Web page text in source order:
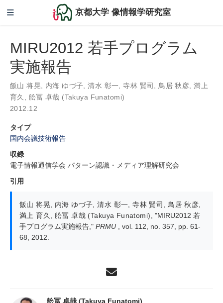
京都大学 像情報学研究室
MIRU2012 若手プログラム
実施報告
飯山 将晃 内海 ゆづ子 ,清水 彰一 ,寺林 賢司 鳥居 秋彦 ,満上
育久
舩冨 卓哉 (Takuya Funatomi)
2012.12
タイプ
国内会議技術報告
収録
電子情報通信学会 パターン認識・メディア理解研究会
引用
飯山 将晃 内海 ゆづ子 ,清水 彰一 ,寺林 賢司 鳥居 秋彦
満上 育久
舩冨 卓哉 (Takuya Funatomi) ,"MIRU2012 若
手プログラム実施報告," PRMU , vol. 112, no. 357, pp. 61-
68, 2012.
舩冨 卓哉 (Takuya Funatomi)